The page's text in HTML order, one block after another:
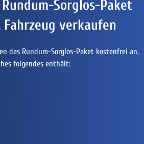
Sorglos-Paket
verkaufen
das Rundum-Sorglos-Paket kostenfrei an,
folgendes enthält: